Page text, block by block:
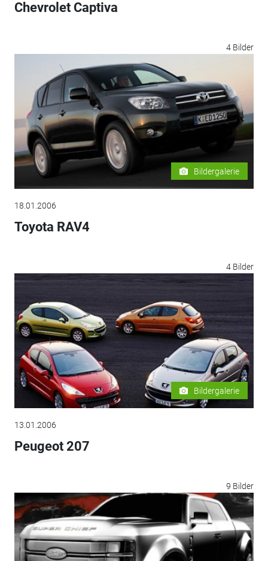
Chevrolet Captiva
4 Bilder
Bildergalerie
18.01.2006
Toyota RAV4
4 Bilder
Bildergalerie
13.01.2006
Peugeot 207
9 Bilder